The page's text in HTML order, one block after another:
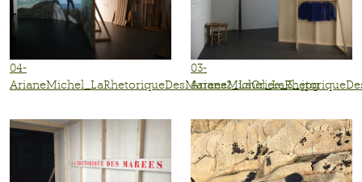
04-
ArianeMichel_LaRhetoriqueDesMarees2_LaCriee_3_.jpg
03-